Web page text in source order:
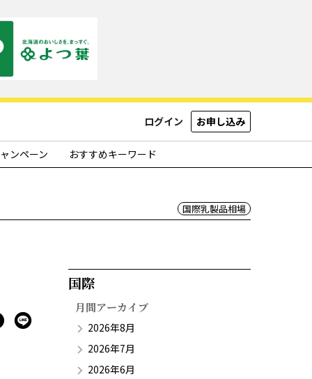
ログイン お申し込み
ンペーン おすすめキーワード
国際乳製品相場
国際​
月間アーカイブ
2026年8月
2026年7月
2026年6月